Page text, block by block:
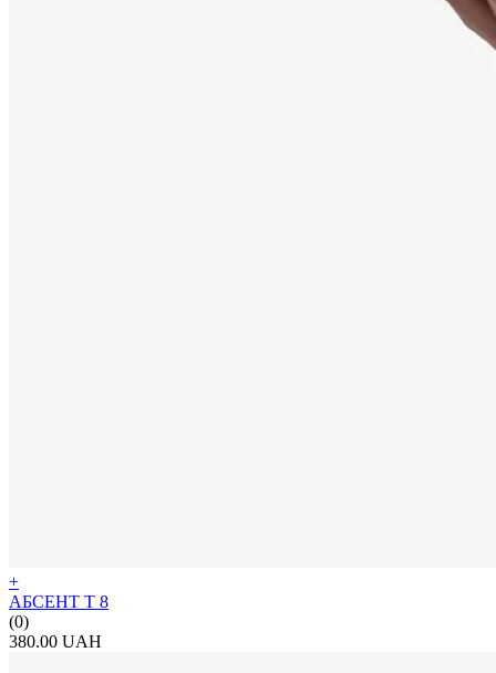
+
АБСЕНТ Т 8
(0)
380.00 UAH